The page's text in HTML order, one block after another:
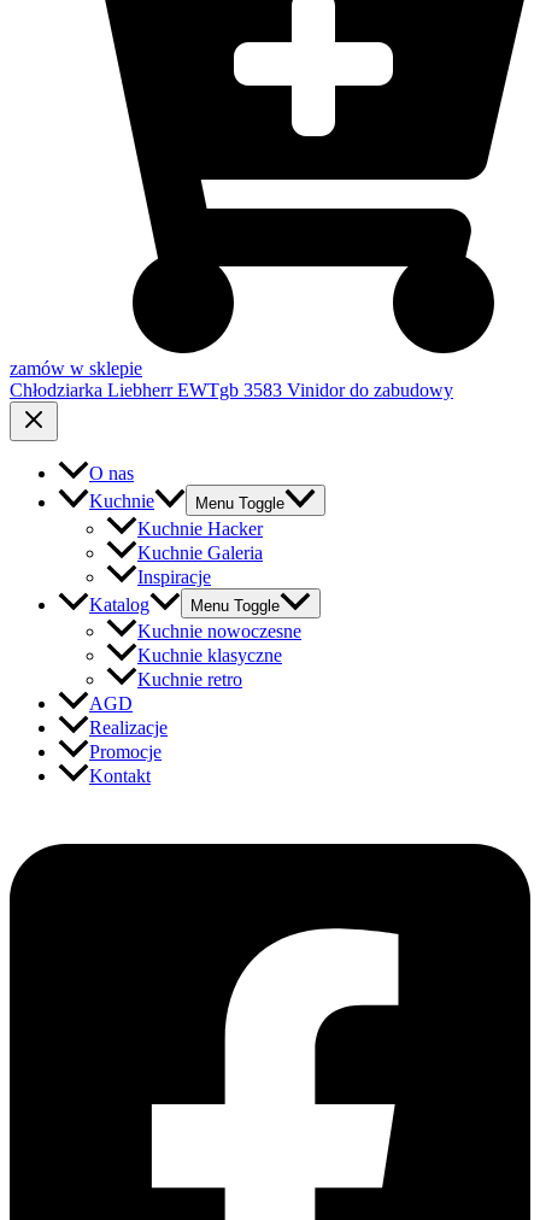
zamów w sklepie
Chłodziarka Liebherr EWTgb 3583 Vinidor do zabudowy
O nas
Kuchnie
Menu Toggle
Kuchnie Hacker
Kuchnie Galeria
Inspiracje
Katalog
Menu Toggle
Kuchnie nowoczesne
Kuchnie klasyczne
Kuchnie retro
AGD
Realizacje
Promocje
Kontakt